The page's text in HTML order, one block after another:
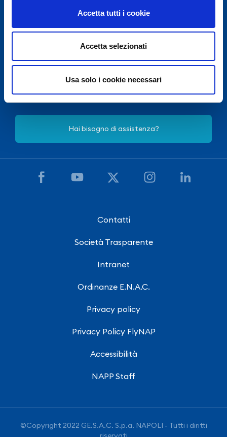
Accetta tutti i cookie
Accetta selezionati
Usa solo i cookie necessari
Per motivi di sicurezza e in accordo con disposizioni
E.N.A.C.
l'Aeroporto Internazionale di Napoli è chiuso dalle 22:30
alle 03:30, salvo eccezionale ritardo voli.
Hai bisogno di assistenza?
Contatti
Società Trasparente
Intranet
Ordinanze E.N.A.C.
Privacy policy
Privacy Policy FlyNAP
Accessibilità
NAPP Staff
©Copyright 2022 GE.S.A.C. S.p.a. NAPOLI - Tutti i diritti